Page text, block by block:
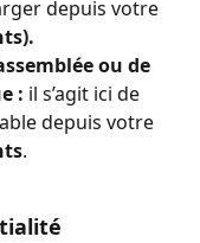
depuis votre
ou de
: il s’agit ici de
depuis votre
.